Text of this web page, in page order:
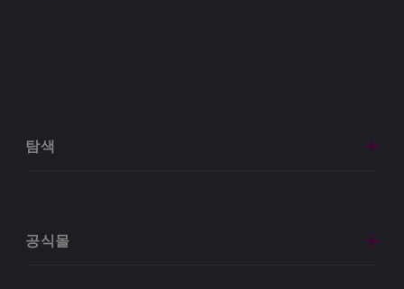
탐색
공식몰